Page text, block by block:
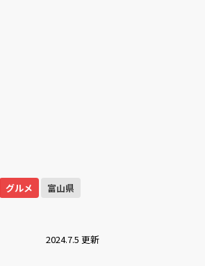
グルメ 富山県
2024.7.5 更新